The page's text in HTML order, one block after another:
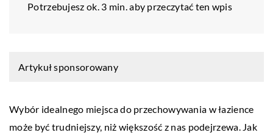
Potrzebujesz ok. 3 min. aby przeczytać ten wpis
Artykuł sponsorowany
Wybór idealnego miejsca do przechowywania w łazience
może być trudniejszy, niż większość z nas podejrzewa. Jak